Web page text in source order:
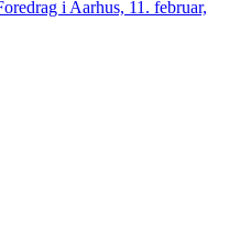
i Aarhus, 11. februar,